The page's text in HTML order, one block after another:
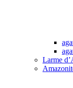
Larme